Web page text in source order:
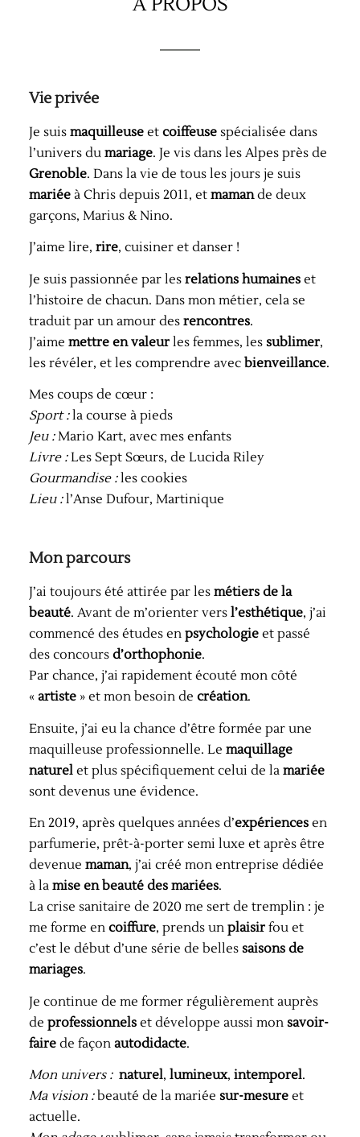
Vie privée
Je suis maquilleuseet coiffeusespécialisée dans
l’univers du mariage. Je vis dans les Alpes près de
Grenoble. Dans la vie de tous les jours je suis
mariéeà Chris depuis 2011, et mamande deux
garçons, Marius & Nino.
J’aime lire, rire, cuisiner et danser !
Je suis passionnée par les relations humaineset
l’histoire de chacun. Dans mon métier, cela se
traduit par un amour des rencontres.
J’aime mettre en valeurles femmes, les sublimer,
les révéler, et les comprendre avec bienveillance.
Mes coups de cœur :
Sport :la course à pieds
Jeu :Mario Kart, avec mes enfants
Livre :Les Sept Sœurs, de Lucida Riley
Gourmandise :les cookies
Lieu :l’Anse Dufour, Martinique
Mon parcours
J’ai toujours été attirée par les métiers de la
beauté. Avant de m’orienter vers l’esthétique, j’ai
commencé des études en psychologieet passé
des concours d’orthophonie.
Par chance, j’ai rapidement écouté mon côté
« artiste» et mon besoin de création.
Ensuite, j’ai eu la chance d’être formée par une
maquilleuse professionnelle. Le maquillage
naturelet plus spécifiquement celui de la mariée
sont devenus une évidence.
En 2019, après quelques années d’expériencesen
parfumerie, prêt-à-porter semi luxe et après être
devenue maman, j’ai créé mon entreprise dédiée
à la mise en beauté des mariées.
La crise sanitaire de 2020 me sert de tremplin : je
me forme en coiffure, prends un plaisirfou et
c’est le début d’une série de belles saisons de
mariages.
Je continue de me former régulièrement auprès
de professionnelset développe aussi mon savoir-
fairede façon autodidacte.
Mon univers : naturel, lumineux, intemporel.
Ma vision :beauté de la mariée sur-mesureet
actuelle.